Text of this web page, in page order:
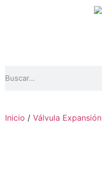
Inicio / Válvula Expansión